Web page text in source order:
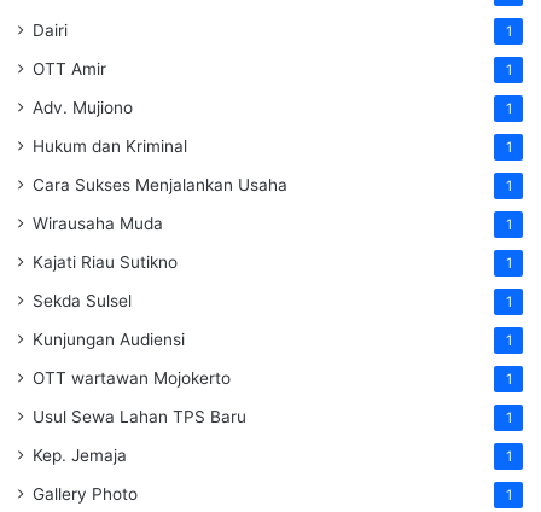
Dairi 1
OTT Amir 1
Adv. Mujiono 1
Hukum dan Kriminal 1
Cara Sukses Menjalankan Usaha 1
Wirausaha Muda 1
Kajati Riau Sutikno 1
Sekda Sulsel 1
Kunjungan Audiensi 1
OTT wartawan Mojokerto 1
Usul Sewa Lahan TPS Baru 1
Kep. Jemaja 1
Gallery Photo 1